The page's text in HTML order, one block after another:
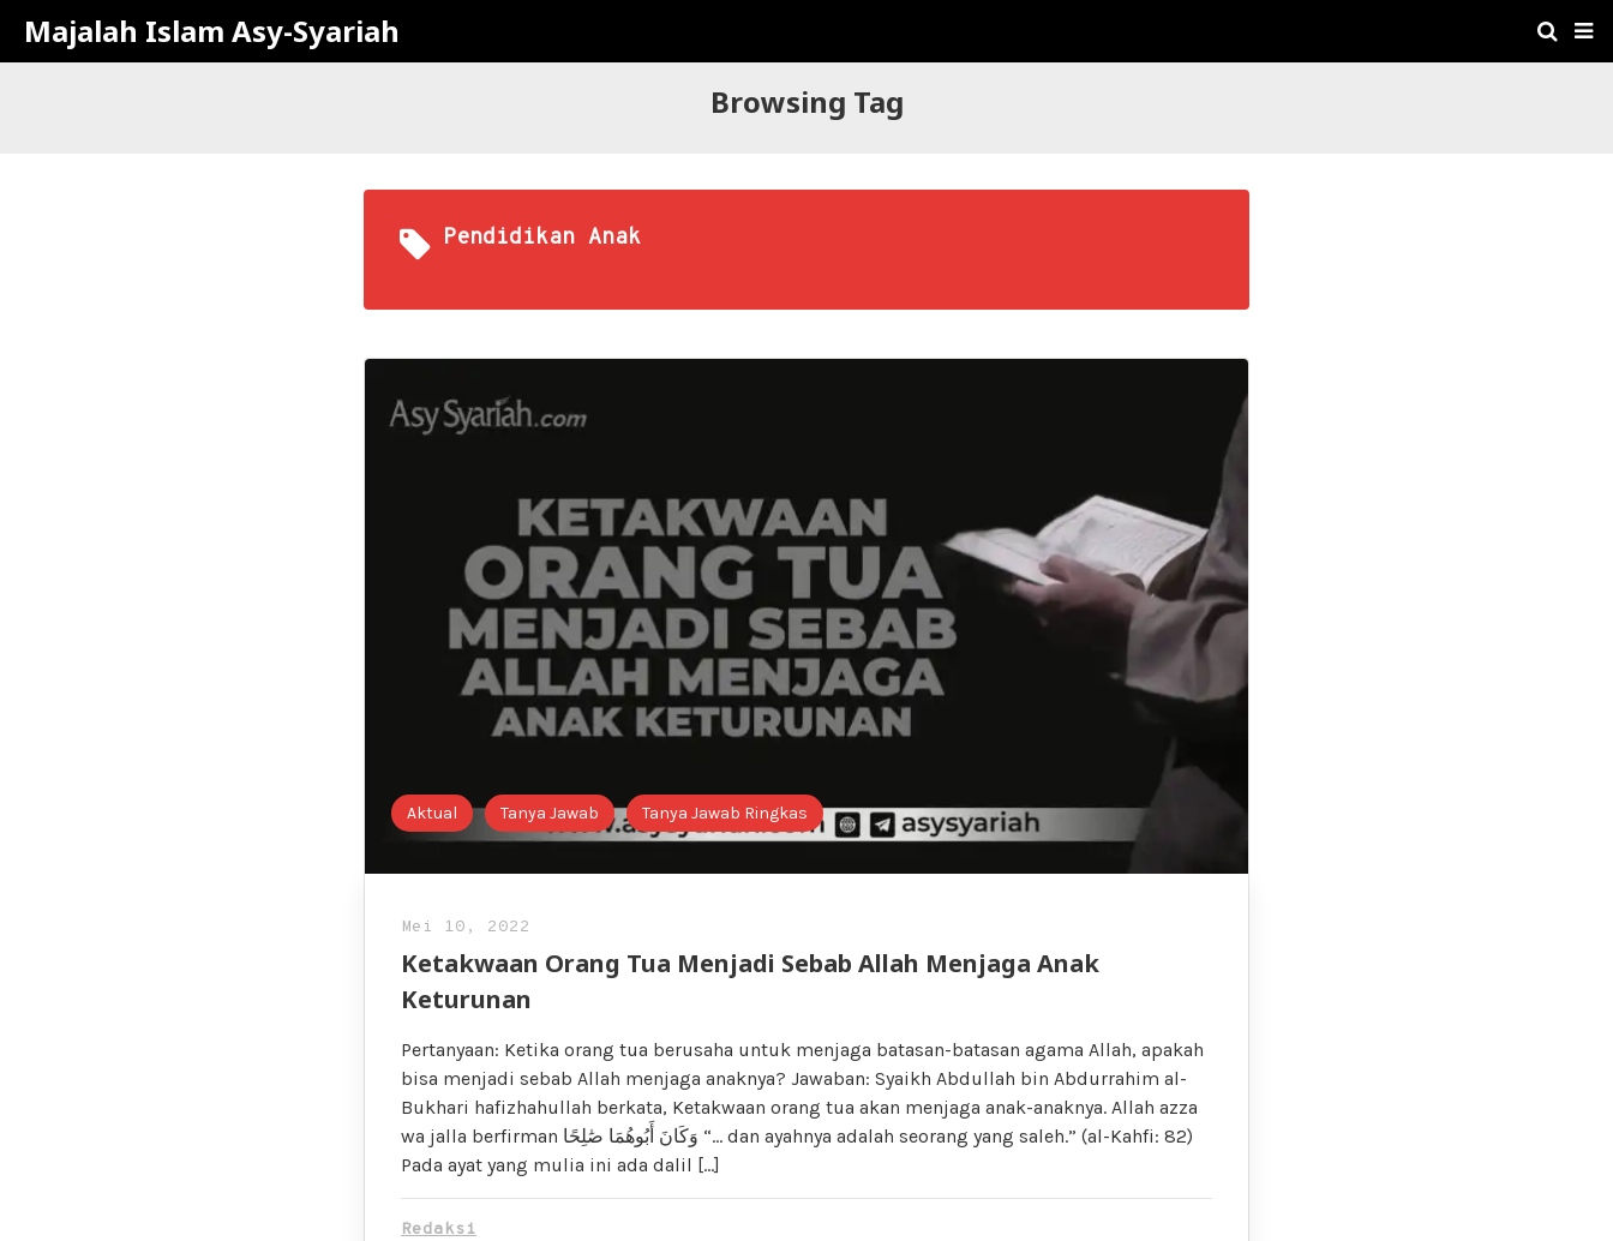
Majalah Islam Asy-Syariah
Browsing Tag
Pendidikan Anak
Aktual Tanya Jawab Tanya Jawab Ringkas
Mei 10, 2022
Ketakwaan Orang Tua Menjadi Sebab Allah Menjaga Anak
Keturunan
Pertanyaan: Ketika orang tua berusaha untuk menjaga batasan-batasan agama Allah, apakah
bisa menjadi sebab Allah menjaga anaknya? Jawaban: Syaikh Abdullah bin Abdurrahim al-
Bukhari hafizhahullah berkata, Ketakwaan orang tua akan menjaga anak-anaknya. Allah azza
wa jalla berfirman وَكَانَ أَبُوهُمَا صَٰلِحًا “… dan ayahnya adalah seorang yang saleh.” (al-Kahfi: 82)
Pada ayat yang mulia ini ada dalil […]
Redaksi